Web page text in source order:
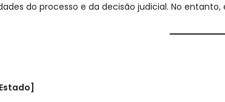
do processo e da decisão judicial. No